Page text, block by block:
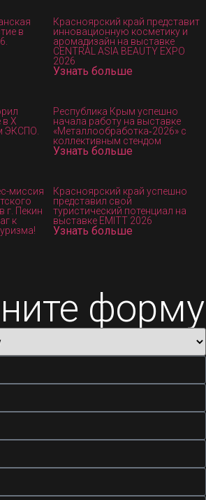
в
Красноярский край представит
инновационную косметику и
аромадизайн на выставке
CENTRAL ASIA BEAUTY EXPO
2026
Узнать больше
X
ЭКСПО.
Республика Крым успешно
начала работу на выставке
«Металлообработка‑2026» с
коллективным стендом
Узнать больше
миссия
г. Пекин
к
Красноярский край успешно
представил свой
туристический потенциал на
выставке EMITT 2026
Узнать больше
форму